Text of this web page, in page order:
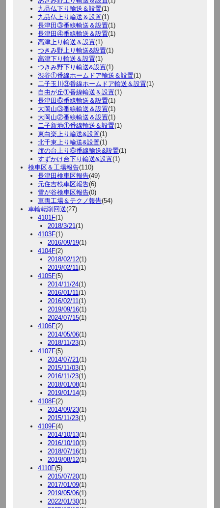
九品仏下り輸送＆設置(1)
九品仏上り輸送＆設置(1)
長津田③番線輸送＆設置(1)
長津田④番線輸送＆設置(1)
高津上り輸送＆設置(1)
つきみ野上り輸送&設置(1)
高津下り輸送＆設置(1)
つきみ野下り輸送&設置(1)
渋谷①番線ホームドア輸送＆設置(1)
二子玉川③番線ホームドア輸送＆設置(1)
自由が丘①番線輸送＆設置(1)
長津田⑥番線輸送＆設置(1)
大岡山③番線輸送＆設置(1)
大岡山②番線輸送＆設置(1)
二子新地①番線輸送＆設置(1)
東白楽上り輸送&設置(1)
北千束上り輸送&設置(1)
旗の台上り⑥番線輸送&設置(1)
すずかけ台下り輸送&設置(1)
検車区＆工場報告(110)
長津田検車区報告(49)
元住吉検車区報告(6)
雪が谷検車区報告(0)
車両工場＆テクノ報告(54)
車輪転削回送(27)
4101F(1)
2018/3/21(1)
4103F(1)
2016/09/19(1)
4104F(2)
2018/02/12(1)
2019/02/11(1)
4105F(5)
2014/11/24(1)
2016/01/11(1)
2016/02/11(1)
2019/09/16(1)
2024/07/15(1)
4106F(2)
2014/05/06(1)
2018/11/23(1)
4107F(5)
2014/07/21(1)
2015/11/03(1)
2016/11/23(1)
2018/01/08(1)
2019/01/14(1)
4108F(2)
2014/09/23(1)
2015/11/23(1)
4109F(4)
2014/10/13(1)
2016/10/10(1)
2018/07/16(1)
2019/08/12(1)
4110F(5)
2015/07/20(1)
2017/01/09(1)
2019/05/06(1)
2022/01/30(1)